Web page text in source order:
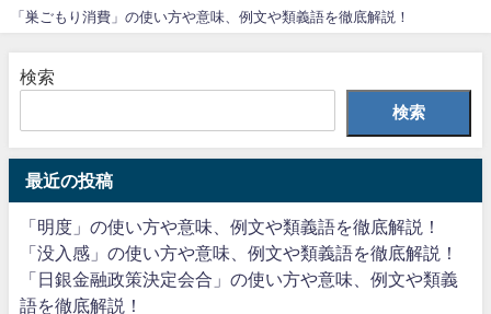
「巣ごもり消費」の使い方や意味、例文や類義語を徹底解説！
検索
検索
最近の投稿
「明度」の使い方や意味、例文や類義語を徹底解説！
「没入感」の使い方や意味、例文や類義語を徹底解説！
「日銀金融政策決定会合」の使い方や意味、例文や類義
語を徹底解説！